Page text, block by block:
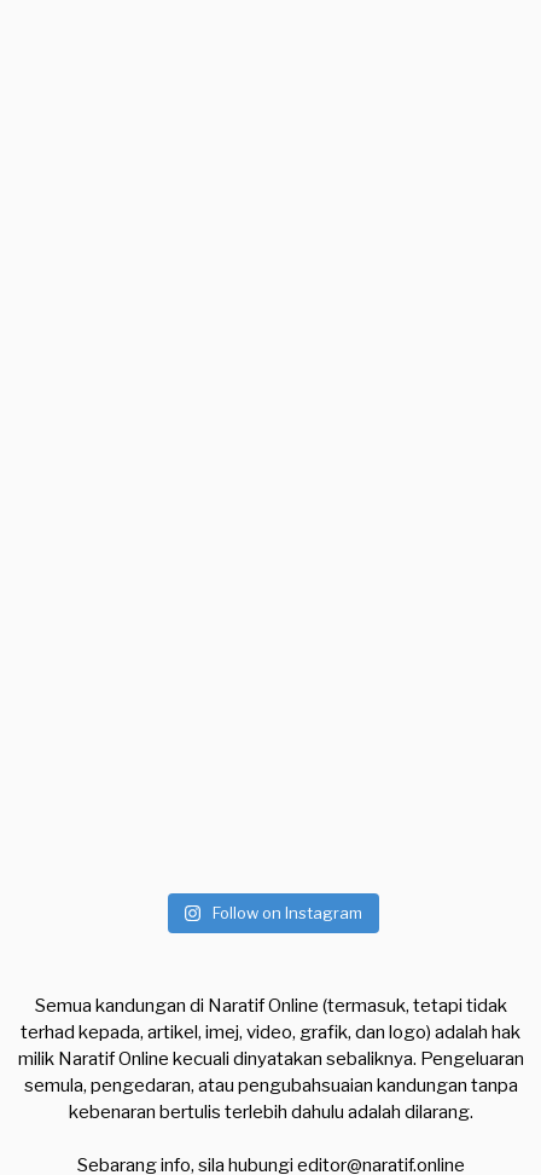
Follow on Instagram
Semua kandungan di Naratif Online (termasuk, tetapi tidak
terhad kepada, artikel, imej, video, grafik, dan logo) adalah hak
milik Naratif Online kecuali dinyatakan sebaliknya. Pengeluaran
semula, pengedaran, atau pengubahsuaian kandungan tanpa
kebenaran bertulis terlebih dahulu adalah dilarang.
Sebarang info, sila hubungi editor@naratif.online